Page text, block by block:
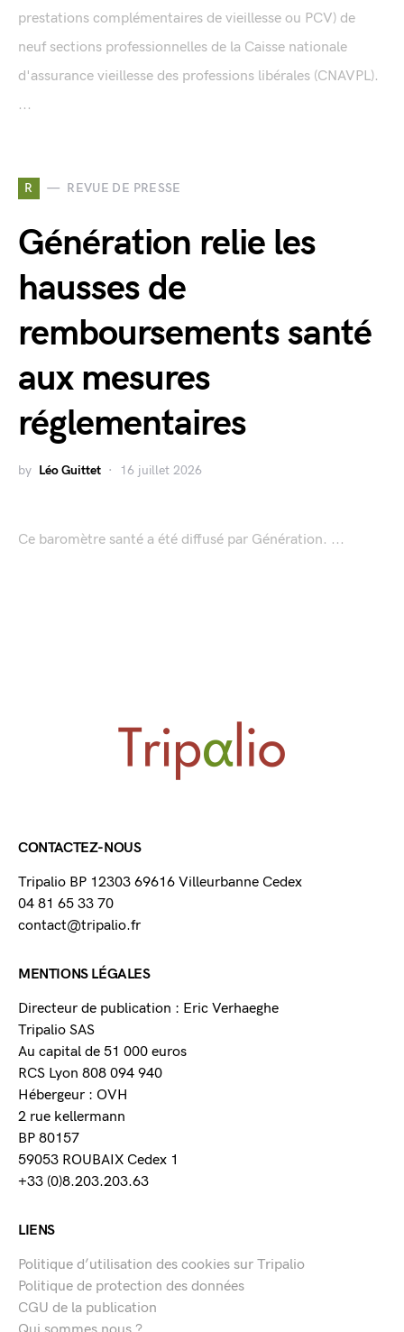
prestations complémentaires de vieillesse ou PCV) de
neuf sections professionnelles de la Caisse nationale
d'assurance vieillesse des professions libérales (CNAVPL).
...
R REVUE DE PRESSE
Génération relie les
hausses de
remboursements santé
aux mesures
réglementaires
by Léo Guittet 16 juillet 2026
Ce baromètre santé a été diffusé par Génération. ...
CONTACTEZ-NOUS
Tripalio BP 12303 69616 Villeurbanne Cedex
04 81 65 33 70
contact@tripalio.fr
MENTIONS LÉGALES
Directeur de publication : Eric Verhaeghe
Tripalio SAS
Au capital de 51 000 euros
RCS Lyon 808 094 940
Hébergeur : OVH
2 rue kellermann
BP 80157
59053 ROUBAIX Cedex 1
+33 (0)8.203.203.63
LIENS
Politique d’utilisation des cookies sur Tripalio
Politique de protection des données
CGU de la publication